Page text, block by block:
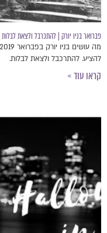
פברואר בניו יורק | להתכרבל ולצאת לבלות
להציע. להתרכבל ולצאת לבלות.
קראו עוד »